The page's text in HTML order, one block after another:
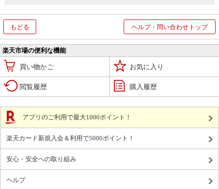
もどる ヘルプ・問い合わせトップ
楽天市場の便利な機能
買い物かご お気に入り
閲覧履歴 購入履歴
アプリのご利用で最大1000ポイント！
楽天カード新規入会＆利用で5000ポイント！
安心・安全への取り組み
ヘルプ